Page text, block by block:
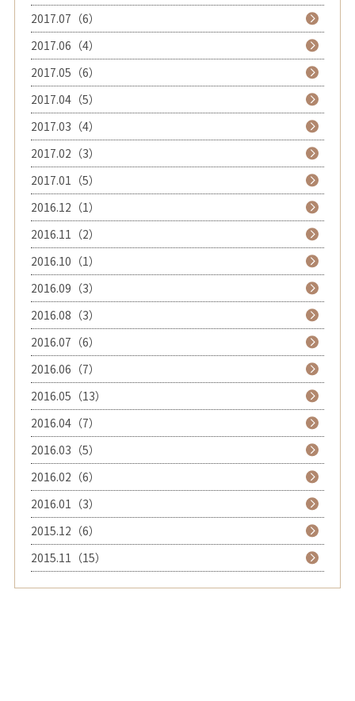
2017.07（6）
2017.06（4）
2017.05（6）
2017.04（5）
2017.03（4）
2017.02（3）
2017.01（5）
2016.12（1）
2016.11（2）
2016.10（1）
2016.09（3）
2016.08（3）
2016.07（6）
2016.06（7）
2016.05（13）
2016.04（7）
2016.03（5）
2016.02（6）
2016.01（3）
2015.12（6）
2015.11（15）